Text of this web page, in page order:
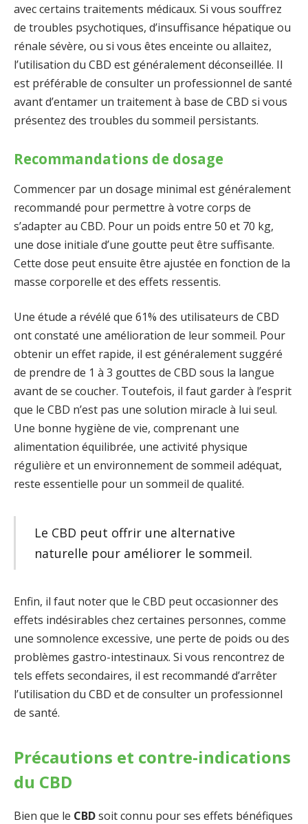
avec certains traitements médicaux. Si vous souffrez
de troubles psychotiques, d’insuffisance hépatique ou
rénale sévère, ou si vous êtes enceinte ou allaitez,
l’utilisation du CBD est généralement déconseillée. Il
est préférable de consulter un professionnel de santé
avant d’entamer un traitement à base de CBD si vous
présentez des troubles du sommeil persistants.
Recommandations de dosage
Commencer par un dosage minimal est généralement
recommandé pour permettre à votre corps de
s’adapter au CBD. Pour un poids entre 50 et 70 kg,
une dose initiale d’une goutte peut être suffisante.
Cette dose peut ensuite être ajustée en fonction de la
masse corporelle et des effets ressentis.
Une étude a révélé que 61% des utilisateurs de CBD
ont constaté une amélioration de leur sommeil. Pour
obtenir un effet rapide, il est généralement suggéré
de prendre de 1 à 3 gouttes de CBD sous la langue
avant de se coucher. Toutefois, il faut garder à l’esprit
que le CBD n’est pas une solution miracle à lui seul.
Une bonne hygiène de vie, comprenant une
alimentation équilibrée, une activité physique
régulière et un environnement de sommeil adéquat,
reste essentielle pour un sommeil de qualité.
Le CBD peut offrir une alternative
naturelle pour améliorer le sommeil.
Enfin, il faut noter que le CBD peut occasionner des
effets indésirables chez certaines personnes, comme
une somnolence excessive, une perte de poids ou des
problèmes gastro-intestinaux. Si vous rencontrez de
tels effets secondaires, il est recommandé d’arrêter
l’utilisation du CBD et de consulter un professionnel
de santé.
Précautions et contre-indications
du CBD
Bien que le CBDsoit connu pour ses effets bénéfiques